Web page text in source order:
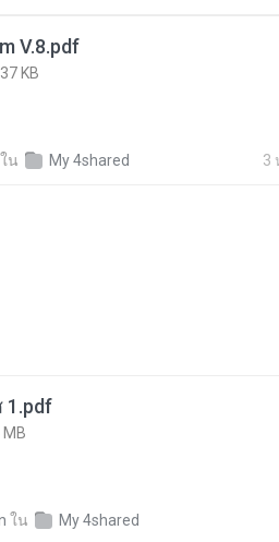
V.8.pdf
KB
ใน My 4shared 3
1.pdf
MB
ใน My 4shared